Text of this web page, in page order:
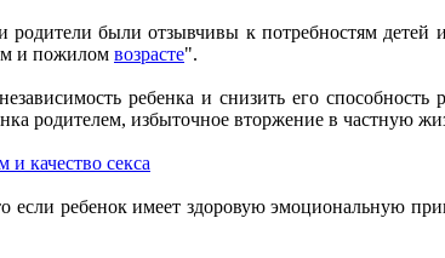
были отзывчивы к потребностям
и пожилом возрасте".
ребенка и снизить его
родителем, избыточное вторжение в частную
и качество секса
ребенок имеет здоровую эмоциональную